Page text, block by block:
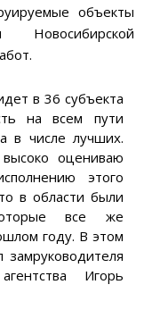
объекты
Новосибирской
в 36 субъекта
на всем пути
в числе лучших.
оцениваю
этого
в области были
все же
году. В этом
Игорь